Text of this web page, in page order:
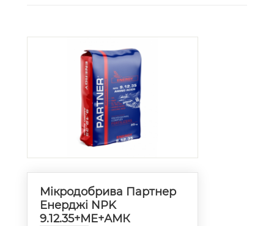
Мікродобрива Партнер
Енерджі NPK
9.12.35+МЕ+АМК